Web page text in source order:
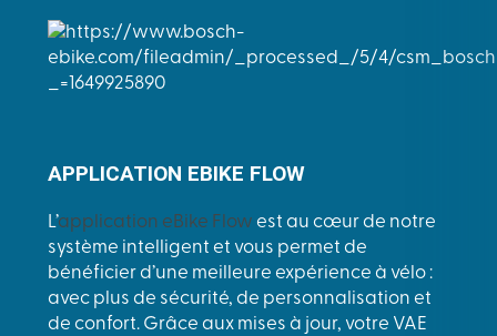
APPLICATION EBIKE FLOW
L’application eBike Flow est au cœur de notre
système intelligent et vous permet de
bénéficier d’une meilleure expérience à vélo :
avec plus de sécurité, de personnalisation et
de confort. Grâce aux mises à jour, votre VAE